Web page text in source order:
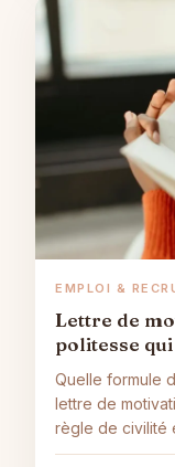
EMPLOI &
Lettre de
politesse
Quelle formule
lettre de
règle de civilité
candidature.